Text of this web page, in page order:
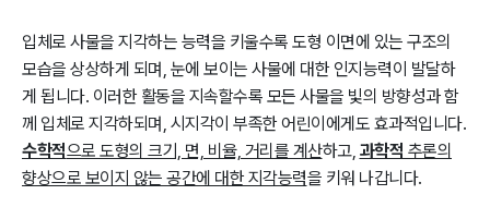
입체로 사물을 지각하는 능력을 키울수록 도형 이면에 있는 구조의
모습을 상상하게 되며, 눈에 보이는 사물에 대한 인지능력이 발달하
게 됩니다. 이러한 활동을 지속할수록 모든 사물을 빛의 방향성과 함
께 입체로 지각하되며, 시지각이 부족한 어린이에게도 효과적입니다.
수학적으로 도형의 크기, 면, 비율, 거리를 계산하고, 과학적 추론의
향상으로 보이지 않는 공간에 대한 지각능력을 키워 나갑니다.